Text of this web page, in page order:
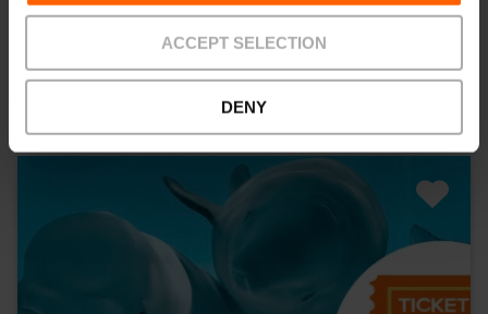
ACCEPT SELECTION
DENY
4.9 - 920 recensioni